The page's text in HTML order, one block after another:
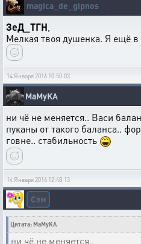
magica_de_gipnos
ЗеД_ТГН
Мелкая твоя душенка. Я ещё
14 Января 2016 10:50:03
MaMyKA
ни чё не меняется.. Васи
пуканы от такого баланса..
говне.. стабильность
14 Января 2016 12:48:13
Сэм
Цитата: MaMyKA
ни чё не меняется..